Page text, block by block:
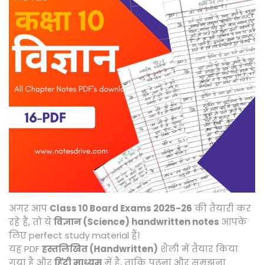
4
,
2
2
5
अगर आप Class 10 Board Exams 2025-26 की तैयारी कर
रहे हैं, तो येविज्ञान (Science) handwritten notes आपके
लिए perfect study material हैं।
यह PDFहस्तलिखित (Handwritten) शैली में तैयार किया
गया है औरहिंदी माध्यममें है, ताकि पढ़ना और समझना